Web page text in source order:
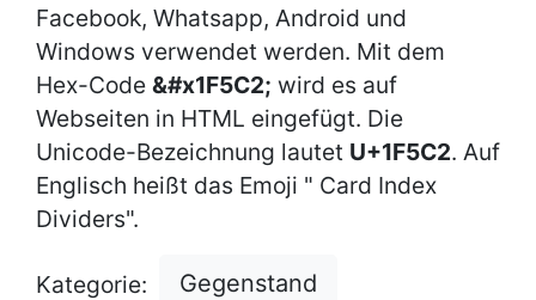
Facebook, Whatsapp, Android und
Windows verwendet werden. Mit dem
Hex-Code &#x1F5C2; wird es auf
Webseiten in HTML eingefügt. Die
Unicode-Bezeichnung lautet U+1F5C2. Auf
Englisch heißt das Emoji " Card Index
Dividers".
Kategorie: Gegenstand